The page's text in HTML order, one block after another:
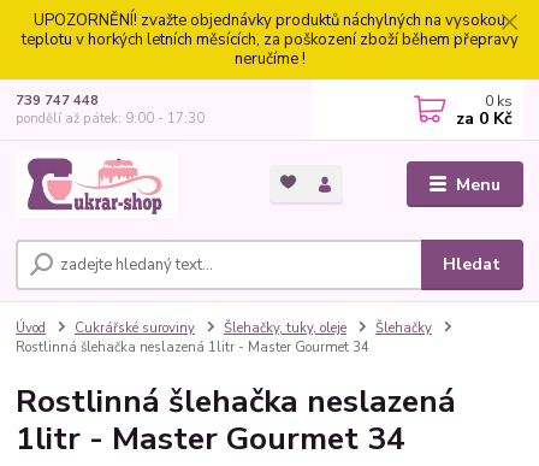
UPOZORNĚNÍ! zvažte objednávky produktů náchylných na vysokou
teplotu v horkých letních měsících, za poškození zboží během přepravy
neručíme !
Menu
Hledat
739 747 448
pondělí až pátek: 9:00 - 17:30
0 ks
za 0 Kč
Úvod Cukrářské suroviny Šlehačky, tuky, oleje
Šlehačky
Rostlinná šlehačka neslazená 1litr - Master Gourmet 34
Rostlinná šlehačka neslazená
1litr - Master Gourmet 34